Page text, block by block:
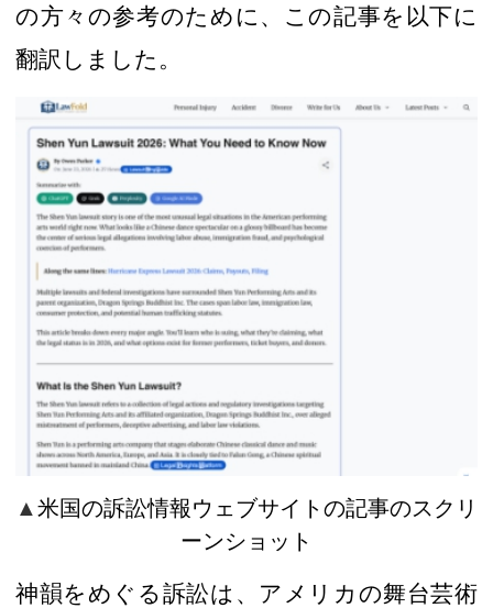
の方々の参考のために、この記事を以下に
翻訳しました。
▲ 米国の訴訟情報ウェブサイトの記事のスクリ
ーンショット
神韻をめぐる訴訟は、アメリカの舞台芸術